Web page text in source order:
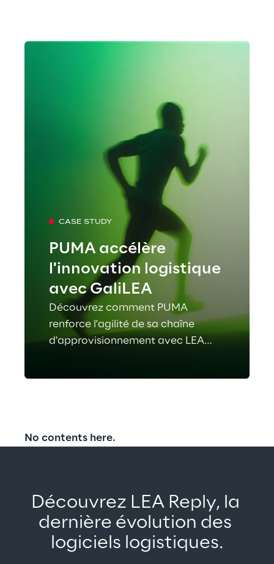
CASE STUDY
PUMA accélère
l'innovation logistique
avec GaliLEA
Découvrez comment PUMA
renforce l'agilité de sa chaîne
d'approvisionnement avec LEA
No contents here.
Découvrez LEA Reply, la
dernière évolution des
logiciels logistiques.